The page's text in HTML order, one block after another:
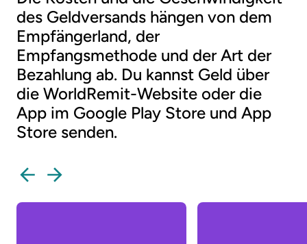
des Geldversands hängen von dem
Empfängerland, der
Empfangsmethode und der Art der
Bezahlung ab. Du kannst Geld über
die WorldRemit-Website oder die
App im Google Play Store und App
Store senden.